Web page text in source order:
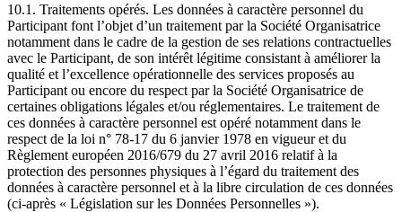
10.1. Traitements opérés. Les données à caractère personnel du
Participant font l’objet d’un traitement par la Société Organisatrice
notamment dans le cadre de la gestion de ses relations contractuelles
avec le Participant, de son intérêt légitime consistant à améliorer la
qualité et l’excellence opérationnelle des services proposés au
Participant ou encore du respect par la Société Organisatrice de
certaines obligations légales et/ou réglementaires. Le traitement de
ces données à caractère personnel est opéré notamment dans le
respect de la loi n° 78-17 du 6 janvier 1978 en vigueur et du
Règlement européen 2016/679 du 27 avril 2016 relatif à la
protection des personnes physiques à l’égard du traitement des
données à caractère personnel et à la libre circulation de ces données
(ci-après « Législation sur les Données Personnelles »).